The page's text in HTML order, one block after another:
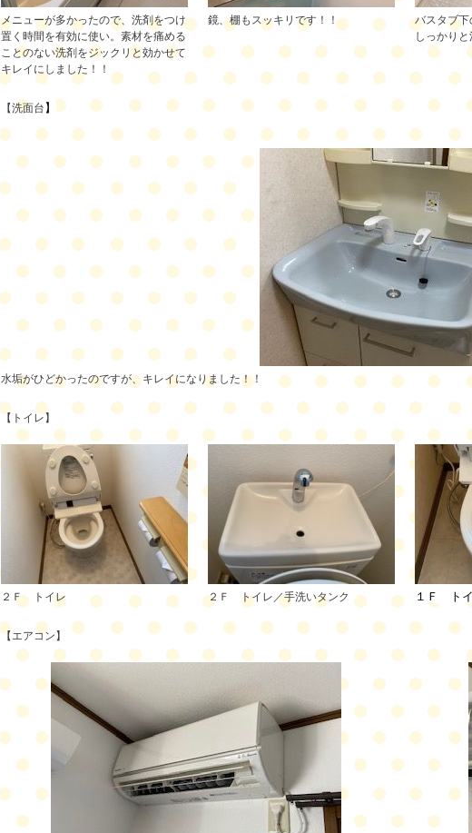
メニューが多かったので、洗剤をつけ
置く時間を有効に使い。素材を痛める
ことのない洗剤をジックリと効かせて
キレイにしました！！
鏡、棚もスッキリです！！
バスタブ
しっかり
【洗面台 】
水垢がひどかったのですが、キレイになりました！！
【トイレ】
２Ｆ トイレ ２Ｆ トイレ／手洗いタンク １Ｆ ト
【エアコン】